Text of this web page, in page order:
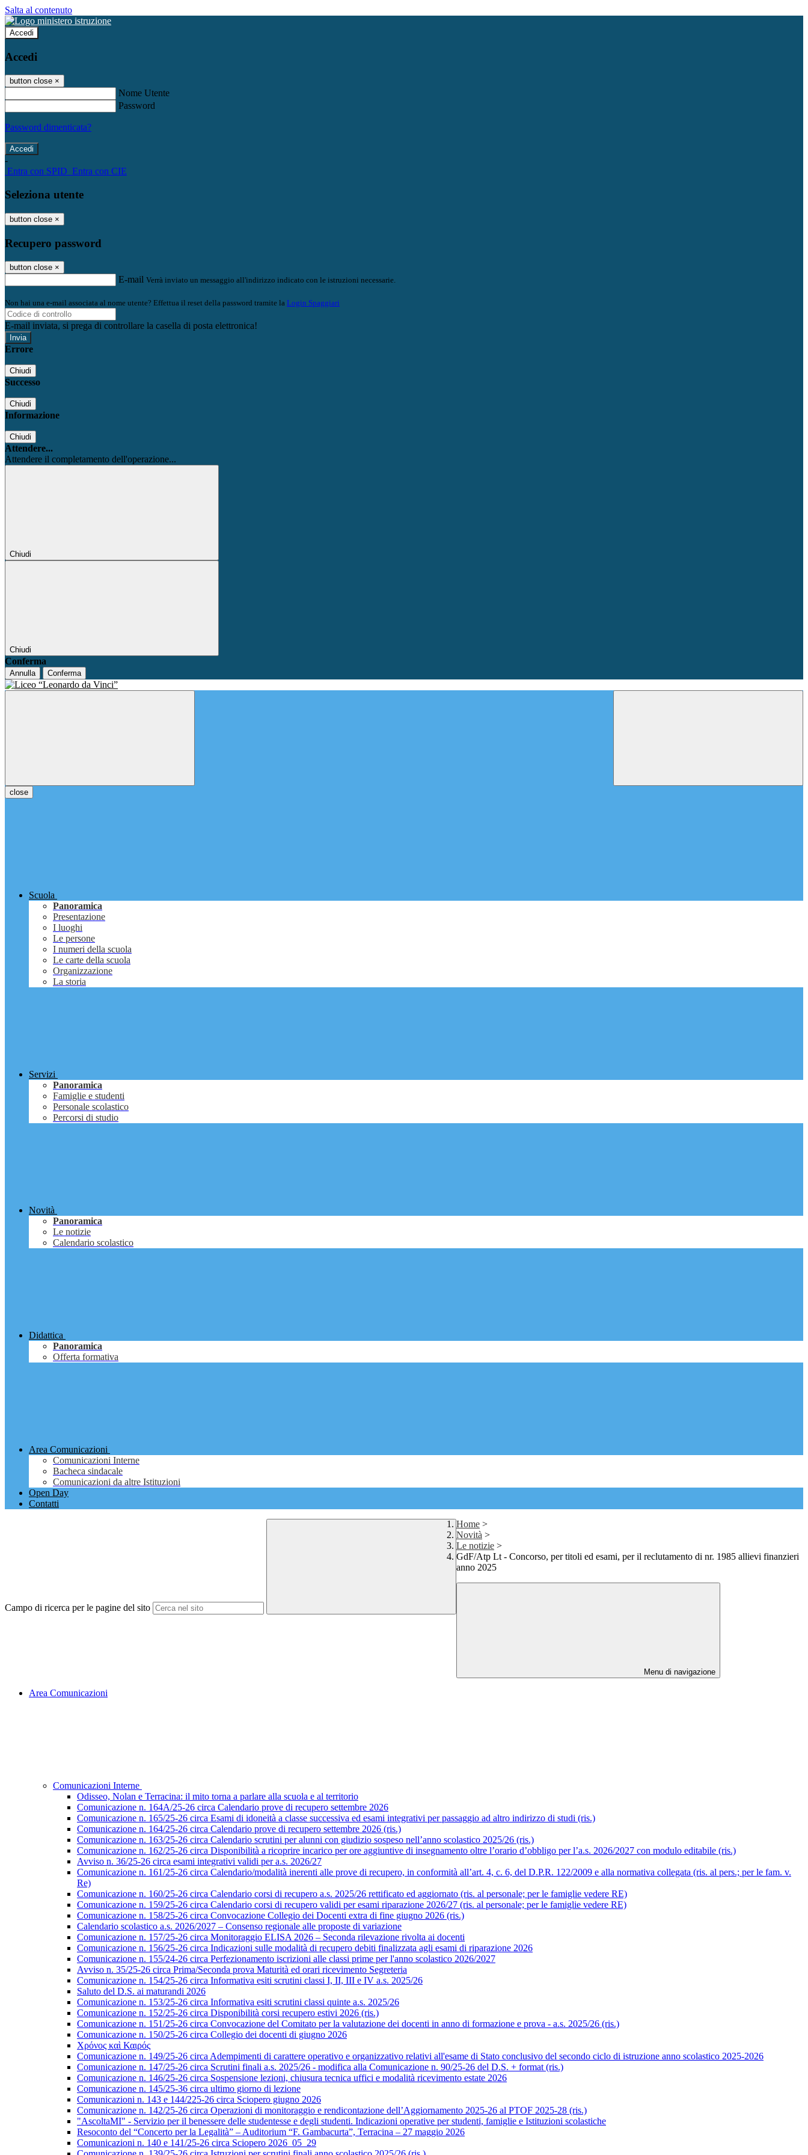
Salta al contenuto
Accedi
Accedi
button close ×
Nome Utente
Password
Password dimenticata?
-
Entra con SPID Entra con CIE
Seleziona utente
button close ×
Recupero password
button close ×
E-mail Verrà inviato un messaggio all'indirizzo indicato con le istruzioni necessarie.
Non hai una e-mail associata al nome utente? Effettua il reset della password tramite la Login Spaggiari
E-mail inviata, si prega di controllare la casella di posta elettronica!
Errore
Chiudi
Successo
Chiudi
Informazione
Chiudi
Attendere...
Attendere il completamento dell'operazione...
Chiudi
Chiudi
Conferma
Annulla Conferma
close
Scuola
Panoramica
Presentazione
I luoghi
Le persone
I numeri della scuola
Le carte della scuola
Organizzazione
La storia
Servizi
Panoramica
Famiglie e studenti
Personale scolastico
Percorsi di studio
Novità
Panoramica
Le notizie
Calendario scolastico
Didattica
Panoramica
Offerta formativa
Area Comunicazioni
Comunicazioni Interne
Bacheca sindacale
Comunicazioni da altre Istituzioni
Open Day
Contatti
Campo di ricerca per le pagine del sito
Home >
Novità >
Le notizie >
GdF/Atp Lt - Concorso, per titoli ed esami, per il reclutamento di nr. 1985 allievi finanzieri
anno 2025
Menu di navigazione
Area Comunicazioni
Comunicazioni Interne
Odisseo, Nolan e Terracina: il mito torna a parlare alla scuola e al territorio
Comunicazione n. 164A/25-26 circa Calendario prove di recupero settembre 2026
Comunicazione n. 165/25-26 circa Esami di idoneità a classe successiva ed esami integrativi per passaggio ad altro indirizzo di studi (ris.)
Comunicazione n. 164/25-26 circa Calendario prove di recupero settembre 2026 (ris.)
Comunicazione n. 163/25-26 circa Calendario scrutini per alunni con giudizio sospeso nell’anno scolastico 2025/26 (ris.)
Comunicazione n. 162/25-26 circa Disponibilità a ricoprire incarico per ore aggiuntive di insegnamento oltre l’orario d’obbligo per l’a.s. 2026/2027 con modulo editabile (ris.)
Avviso n. 36/25-26 circa esami integrativi validi per a.s. 2026/27
Comunicazione n. 161/25-26 circa Calendario/modalità inerenti alle prove di recupero, in conformità all’art. 4, c. 6, del D.P.R. 122/2009 e alla normativa collegata (ris. al pers.; per le fam. v.
Re)
Comunicazione n. 160/25-26 circa Calendario corsi di recupero a.s. 2025/26 rettificato ed aggiornato (ris. al personale; per le famiglie vedere RE)
Comunicazione n. 159/25-26 circa Calendario corsi di recupero validi per esami riparazione 2026/27 (ris. al personale; per le famiglie vedere RE)
Comunicazione n. 158/25-26 circa Convocazione Collegio dei Docenti extra di fine giugno 2026 (ris.)
Calendario scolastico a.s. 2026/2027 – Consenso regionale alle proposte di variazione
Comunicazione n. 157/25-26 circa Monitoraggio ELISA 2026 – Seconda rilevazione rivolta ai docenti
Comunicazione n. 156/25-26 circa Indicazioni sulle modalità di recupero debiti finalizzata agli esami di riparazione 2026
Comunicazione n. 155/24-26 circa Perfezionamento iscrizioni alle classi prime per l'anno scolastico 2026/2027
Avviso n. 35/25-26 circa Prima/Seconda prova Maturità ed orari ricevimento Segreteria
Comunicazione n. 154/25-26 circa Informativa esiti scrutini classi I, II, III e IV a.s. 2025/26
Saluto del D.S. ai maturandi 2026
Comunicazione n. 153/25-26 circa Informativa esiti scrutini classi quinte a.s. 2025/26
Comunicazione n. 152/25-26 circa Disponibilità corsi recupero estivi 2026 (ris.)
Comunicazione n. 151/25-26 circa Convocazione del Comitato per la valutazione dei docenti in anno di formazione e prova - a.s. 2025/26 (ris.)
Comunicazione n. 150/25-26 circa Collegio dei docenti di giugno 2026
Χρόνος καὶ Καιρός
Comunicazione n. 149/25-26 circa Adempimenti di carattere operativo e organizzativo relativi all'esame di Stato conclusivo del secondo ciclo di istruzione anno scolastico 2025-2026
Comunicazione n. 147/25-26 circa Scrutini finali a.s. 2025/26 - modifica alla Comunicazione n. 90/25-26 del D.S. + format (ris.)
Comunicazione n. 146/25-26 circa Sospensione lezioni, chiusura tecnica uffici e modalità ricevimento estate 2026
Comunicazione n. 145/25-36 circa ultimo giorno di lezione
Comunicazioni n. 143 e 144/225-26 circa Sciopero giugno 2026
Comunicazione n. 142/25-26 circa Operazioni di monitoraggio e rendicontazione dell’Aggiornamento 2025-26 al PTOF 2025-28 (ris.)
"AscoltaMI" - Servizio per il benessere delle studentesse e degli studenti. Indicazioni operative per studenti, famiglie e Istituzioni scolastiche
Resoconto del “Concerto per la Legalità” – Auditorium “F. Gambacurta”, Terracina – 27 maggio 2026
Comunicazioni n. 140 e 141/25-26 circa Sciopero 2026_05_29